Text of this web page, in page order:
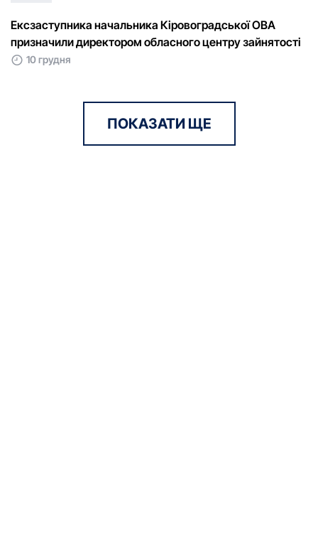
Ексзаступника начальника Кіровоградської ОВА
призначили директором обласного центру зайнятості
10 грудня
ПОКАЗАТИ ЩЕ